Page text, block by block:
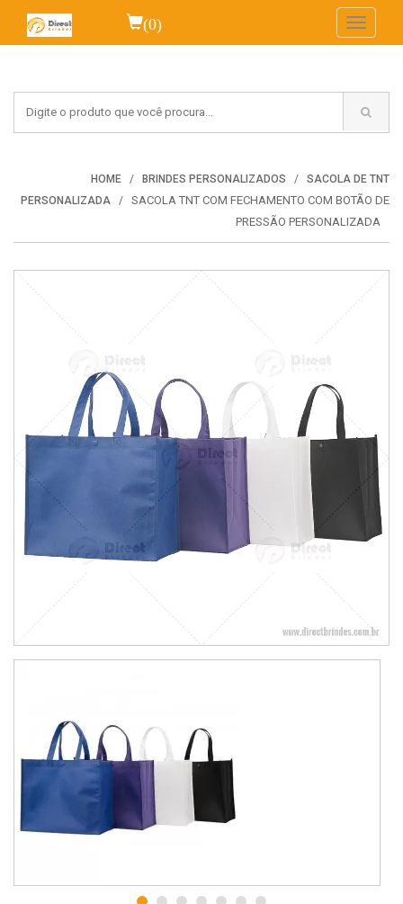
(0)
Toggle
HOME BRINDES PERSONALIZADOS
SACOLA DE TNT
PERSONALIZADA
SACOLA TNT COM FECHAMENTO COM BOTÃO DE
PRESSÃO PERSONALIZADA